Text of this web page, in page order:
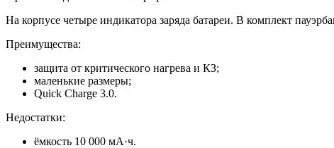
На корпусе четыре индикатора заряда батареи. В комплект
Преимущества:
защита от критического нагрева и КЗ;
маленькие размеры;
Quick Charge 3.0.
Недостатки:
ёмкость 10 000 мА·ч.